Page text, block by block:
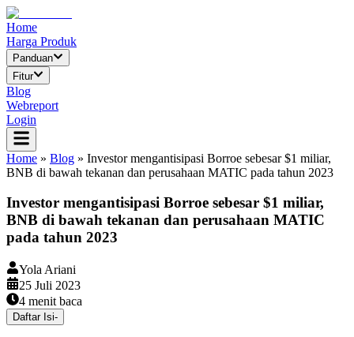
Home
Harga Produk
Panduan
Fitur
Blog
Webreport
Login
Home » Blog » Investor mengantisipasi Borroe sebesar $1 miliar,
BNB di bawah tekanan dan perusahaan MATIC pada tahun 2023
Investor mengantisipasi Borroe sebesar $1 miliar,
BNB di bawah tekanan dan perusahaan MATIC
pada tahun 2023
Yola Ariani
25 Juli 2023
4 menit baca
Daftar Isi-